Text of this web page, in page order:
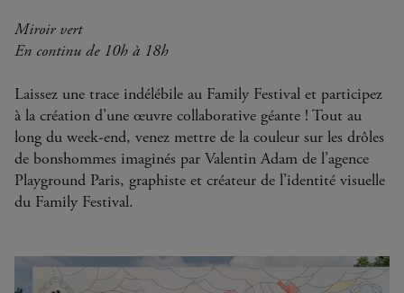
Miroir vert
En continu de 10h à 18h
Laissez une trace indélébile au Family Festival et participez
à la création d’une œuvre collaborative géante ! Tout au
long du week-end, venez mettre de la couleur sur les drôles
de bonshommes imaginés par Valentin Adam de l’agence
Playground Paris, graphiste et créateur de l’identité visuelle
du Family Festival.